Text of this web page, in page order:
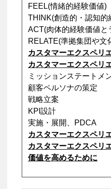
FEEL(情緒的経験価値)
THINK(創造的・認知的
ACT(肉体的経験価値と
RELATE(準拠集団や文
カスタマーエクスペリ
カスタマーエクスペリ
ミッションステートメ
顧客ペルソナの策定
戦略立案
KPI設計
実施・展開、PDCA
カスタマーエクスペリ
カスタマーエクスペリ
価値を高めるために